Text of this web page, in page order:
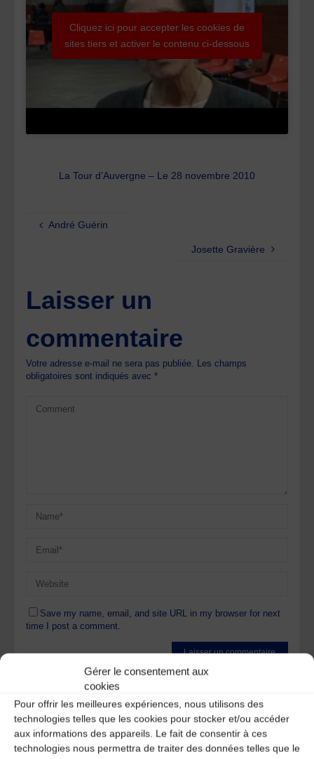
Gérer le consentement aux
cookies
Pour offrir les meilleures expériences, nous utilisons des
technologies telles que les cookies pour stocker et/ou accéder
aux informations des appareils. Le fait de consentir à ces
technologies nous permettra de traiter des données telles que le
Cliquez ici pour accepter les cookies de
sites tiers et activer le contenu ci-dessous
La Tour d’Auvergne – Le 28 novembre 2010
André Guérin
Josette Gravière
Laisser un
commentaire
Votre adresse e-mail ne sera pas publiée. Les champs
obligatoires sont indiqués avec*
Save my name, email, and site URL in my browser for next
time I post a comment.
Ce site utilise Akismet pour réduire les indésirables.
savoir plus sur la façon dont les données de vos
commentaires sont traitées.